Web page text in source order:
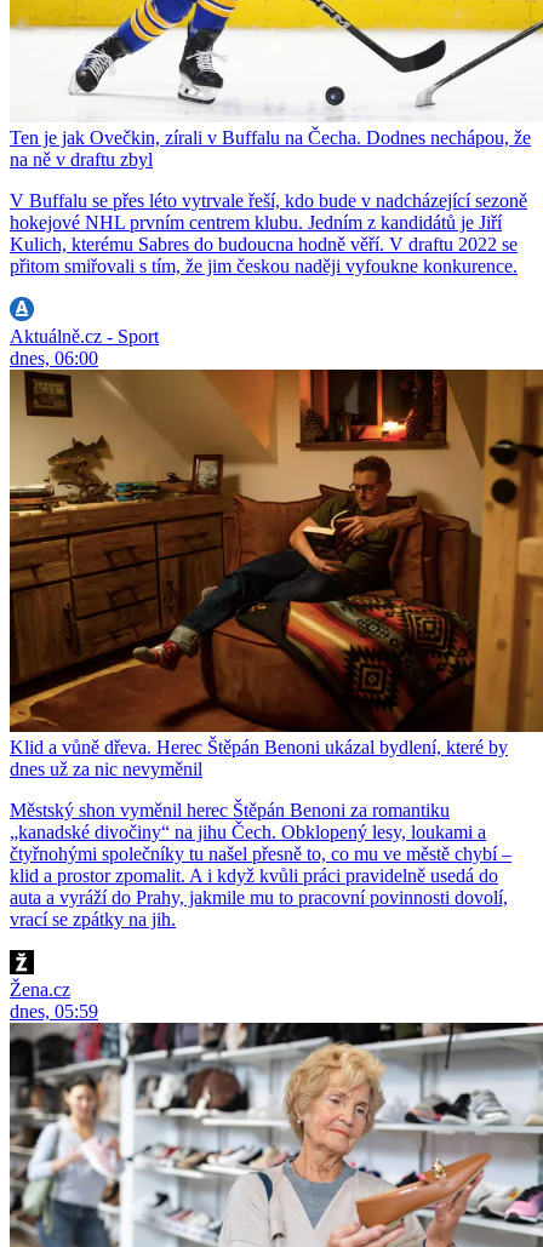
Ten je jak Ovečkin, zírali v Buffalu na Čecha. Dodnes nechápou, že
na ně v draftu zbyl
V Buffalu se přes léto vytrvale řeší, kdo bude v nadcházející sezoně
hokejové NHL prvním centrem klubu. Jedním z kandidátů je Jiří
Kulich, kterému Sabres do budoucna hodně věří. V draftu 2022 se
přitom smiřovali s tím, že jim českou naději vyfoukne konkurence.
Aktuálně.cz - Sport
dnes, 06:00
Klid a vůně dřeva. Herec Štěpán Benoni ukázal bydlení, které by
dnes už za nic nevyměnil
Městský shon vyměnil herec Štěpán Benoni za romantiku
„kanadské divočiny“ na jihu Čech. Obklopený lesy, loukami a
čtyřnohými společníky tu našel přesně to, co mu ve městě chybí –
klid a prostor zpomalit. A i když kvůli práci pravidelně usedá do
auta a vyráží do Prahy, jakmile mu to pracovní povinnosti dovolí,
vrací se zpátky na jih.
Žena.cz
dnes, 05:59